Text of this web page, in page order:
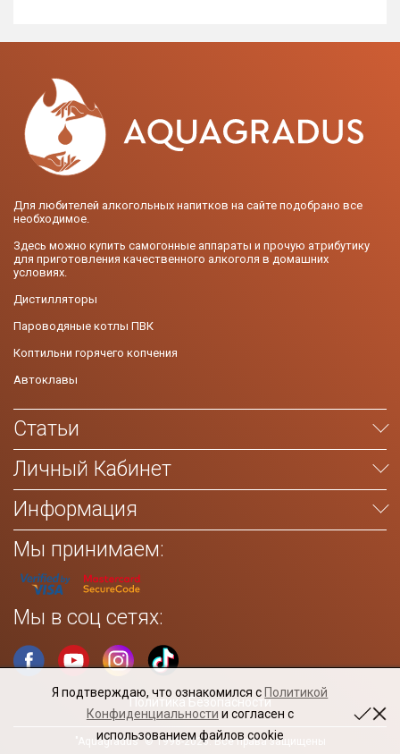
Для любителей алкогольных напитков на сайте подобрано все
необходимое.
Здесь можно купить самогонные аппараты и прочую атрибутику
для приготовления качественного алкоголя в домашних
условиях.
Дистилляторы
Пароводяные котлы ПВК
Коптильни горячего копчения
Автоклавы
Статьи
Личный Кабинет
Информация
Мы принимаем:
Мы в соц сетях:
Политика Безопасности
"Aquagradus" © 1998-2026. Все права защищены
Я подтверждаю, что ознакомился с Политикой
Конфиденциальности и согласен с
использованием файлов cookie